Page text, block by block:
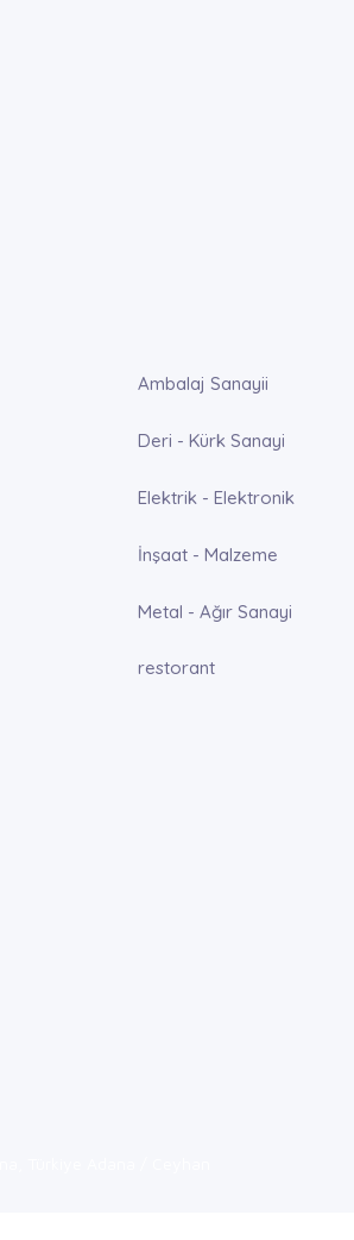
Ambalaj Sanayii
Deri - Kürk Sanayi
Elektrik - Elektronik
İnşaat - Malzeme
Metal - Ağır Sanayi
restorant